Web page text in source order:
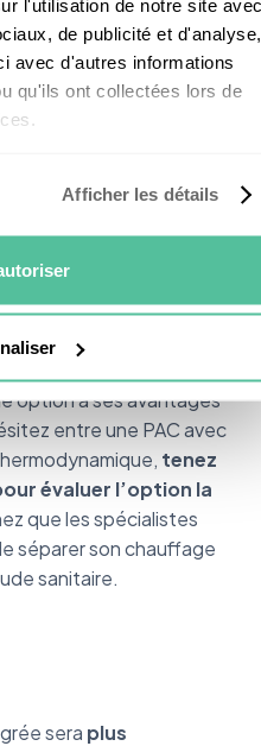
l'utilisation de notre site
de publicité et d'analyse,
avec d'autres informations
qu'ils ont collectées lors de
Afficher les détails
révéleraplus rentable
part plus
si vous avez de
(et en chauffage).
quel profil ?
option à ses avantages
entre une PAC avec
tenez
évaluer l’option la
que les spécialistes
séparer son chauffage
sanitaire.
sera plus